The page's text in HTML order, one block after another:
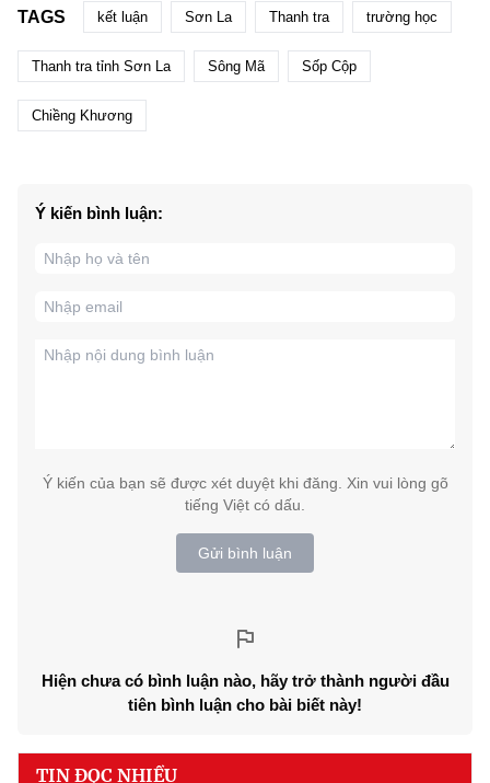
TAGS kết luận Sơn La Thanh tra trường học
Thanh tra tỉnh Sơn La Sông Mã Sốp Cộp
Chiềng Khương
Ý kiến bình luận:
Ý kiến của bạn sẽ được xét duyệt khi đăng. Xin vui lòng gõ
tiếng Việt có dấu.
Gửi bình luận
Hiện chưa có bình luận nào, hãy trở thành người đầu
tiên bình luận cho bài biết này!
TIN ĐỌC NHIỀU